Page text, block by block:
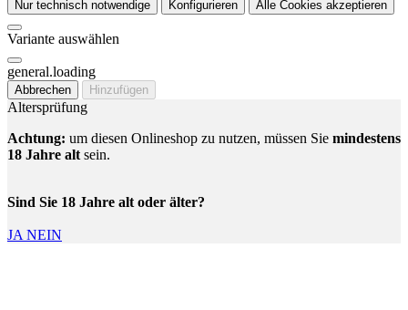
Nur technisch notwendige Konfigurieren Alle Cookies akzeptieren
Variante auswählen
general.loading
Abbrechen Hinzufügen
Altersprüfung
Achtung: um diesen Onlineshop zu nutzen, müssen Sie mindestens
18 Jahre alt sein.
Sind Sie 18 Jahre alt oder älter?
JA NEIN